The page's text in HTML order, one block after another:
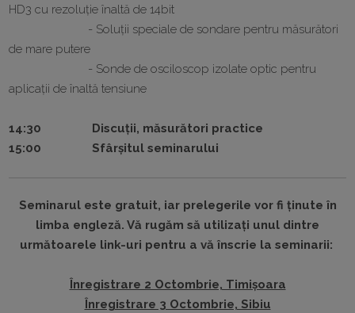
HD3 cu rezoluție înaltă de 14bit
- Soluții speciale de sondare pentru măsurători
de mare putere
- Sonde de osciloscop izolate optic pentru
aplicații de înaltă tensiune
14:30 Discuții, măsurători practice
15:00 Sfârșitul seminarului
Seminarul este gratuit, iar prelegerile vor fi ținute în
limba engleză. Vă rugăm să utilizați unul dintre
următoarele link-uri pentru a vă înscrie la seminarii:
Înregistrare 2 Octombrie, Timișoara
Înregistrare 3 Octombrie, Sibiu